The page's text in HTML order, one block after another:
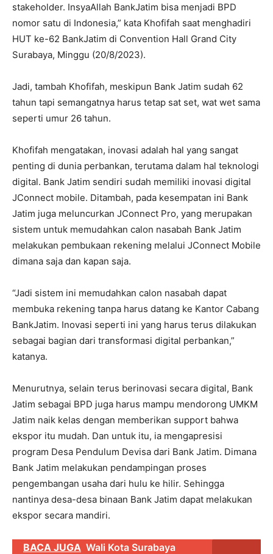
stakeholder. InsyaAllah BankJatim bisa menjadi BPD
nomor satu di Indonesia,” kata Khofifah saat menghadiri
HUT ke-62 BankJatim di Convention Hall Grand City
Surabaya, Minggu (20/8/2023).
Jadi, tambah Khofifah, meskipun Bank Jatim sudah 62
tahun tapi semangatnya harus tetap sat set, wat wet sama
seperti umur 26 tahun.
Khofifah mengatakan, inovasi adalah hal yang sangat
penting di dunia perbankan, terutama dalam hal teknologi
digital. Bank Jatim sendiri sudah memiliki inovasi digital
JConnect mobile. Ditambah, pada kesempatan ini Bank
Jatim juga meluncurkan JConnect Pro, yang merupakan
sistem untuk memudahkan calon nasabah Bank Jatim
melakukan pembukaan rekening melalui JConnect Mobile
dimana saja dan kapan saja.
“Jadi sistem ini memudahkan calon nasabah dapat
membuka rekening tanpa harus datang ke Kantor Cabang
BankJatim. Inovasi seperti ini yang harus terus dilakukan
sebagai bagian dari transformasi digital perbankan,”
katanya.
Menurutnya, selain terus berinovasi secara digital, Bank
Jatim sebagai BPD juga harus mampu mendorong UMKM
Jatim naik kelas dengan memberikan support bahwa
ekspor itu mudah. Dan untuk itu, ia mengapresisi
program Desa Pendulum Devisa dari Bank Jatim. Dimana
Bank Jatim melakukan pendampingan proses
pengembangan usaha dari hulu ke hilir. Sehingga
nantinya desa-desa binaan Bank Jatim dapat melakukan
ekspor secara mandiri.
BACA JUGA Wali Kota Surabaya